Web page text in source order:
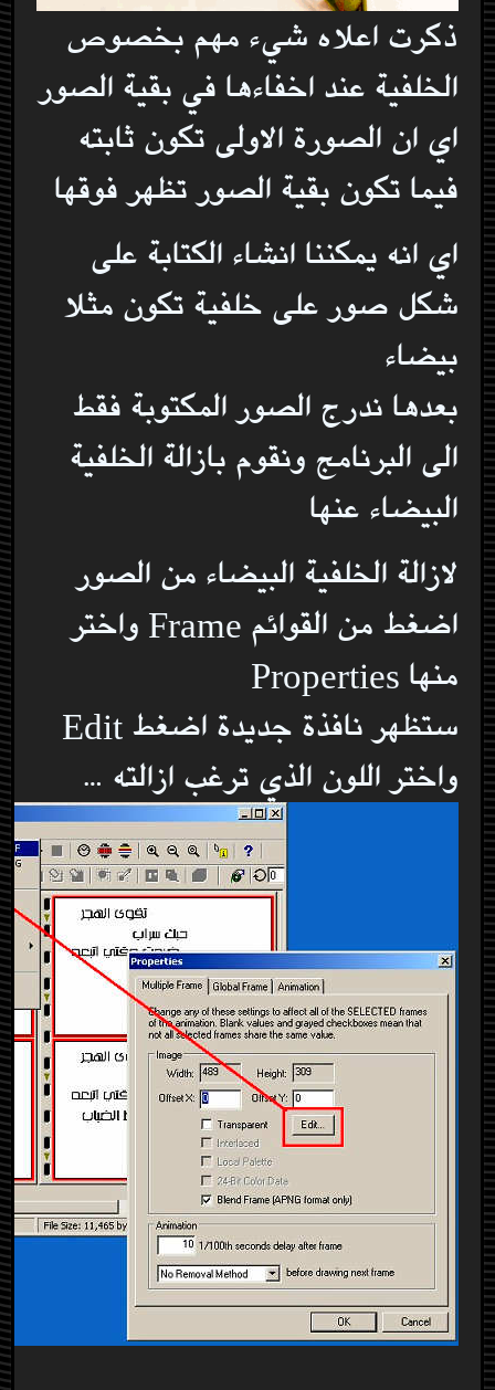
ذكرت اعلاه شيء مهم بخصوص
الخلفية عند اخفاءها في بقية الصور
اي ان الصورة الاولى تكون ثابته
فيما تكون بقية الصور تظهر فوقها
اي انه يمكننا انشاء الكتابة على
شكل صور على خلفية تكون مثلا
بيضاء
بعدها ندرج الصور المكتوبة فقط
الى البرنامج ونقوم بازالة الخلفية
البيضاء عنها
لازالة الخلفية البيضاء من الصور
اضغط من القوائم Frame واختر
منها Properties
ستظهر نافذة جديدة اضغط Edit
واختر اللون الذي ترغب ازالته …